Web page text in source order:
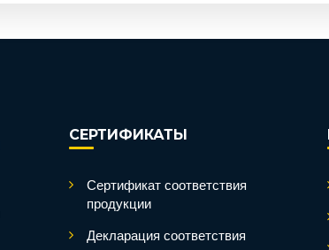
СЕРТИФИКАТЫ
Сертификат соответствия
продукции
Декларация соответствия